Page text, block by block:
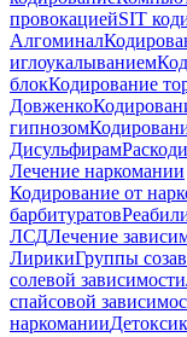
провокациейSIT
Алгоминал
иглоукалыванием
блокКодирование
Довженко
гипнозом
Дисульфирам
Лечение наркомании
Кодирование от
барбитуратов
ЛСДЛечение
ЛирикиГруппы
солевой зависимости
спайсовой
наркомании